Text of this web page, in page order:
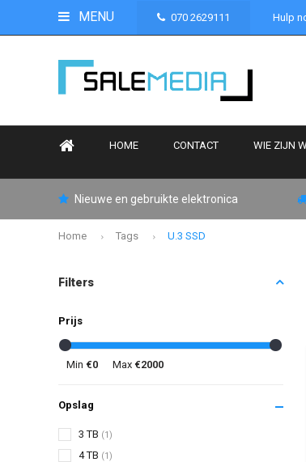
MENU 070 2629111 Hulp
HOME CONTACT WIE ZIJN
Nieuwe en gebruikte elektronica
Home Tags U.3 SSD
Filters
Prijs
Min €0 Max €2000
Opslag
3 TB (1)
4 TB (1)